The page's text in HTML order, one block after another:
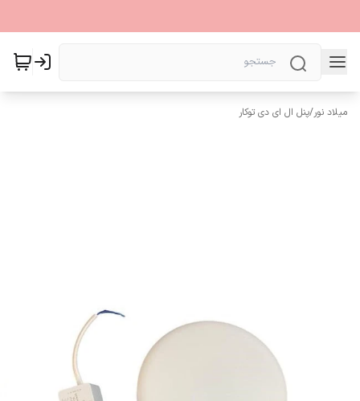
میلاد نور/پنل ال ای دی توکار